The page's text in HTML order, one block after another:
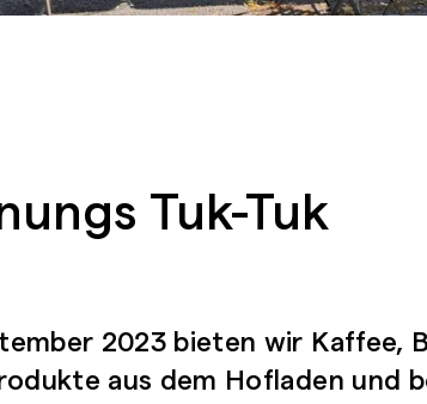
Tuk-Tuk
2023 bieten wir Kaffee,
aus dem Hofladen und